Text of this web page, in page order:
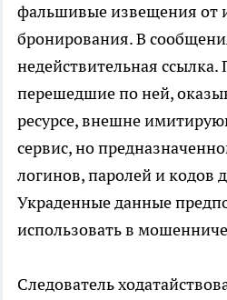
фальшивые извещения от
бронирования. В
недействительная ссылка.
перешедшие по ней,
ресурсе, внешне
сервис, но
логинов, паролей и кодов
Украденные данные
использовать в
Следователь